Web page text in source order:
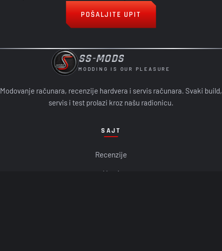
POŠALJITE UPIT
SS-MODS
MODDING IS OUR PLEASURE
Modovanje računara, recenzije hardvera i servis računara. Svaki build,
servis i test prolazi kroz našu radionicu.
SAJT
Recenzije
Vesti